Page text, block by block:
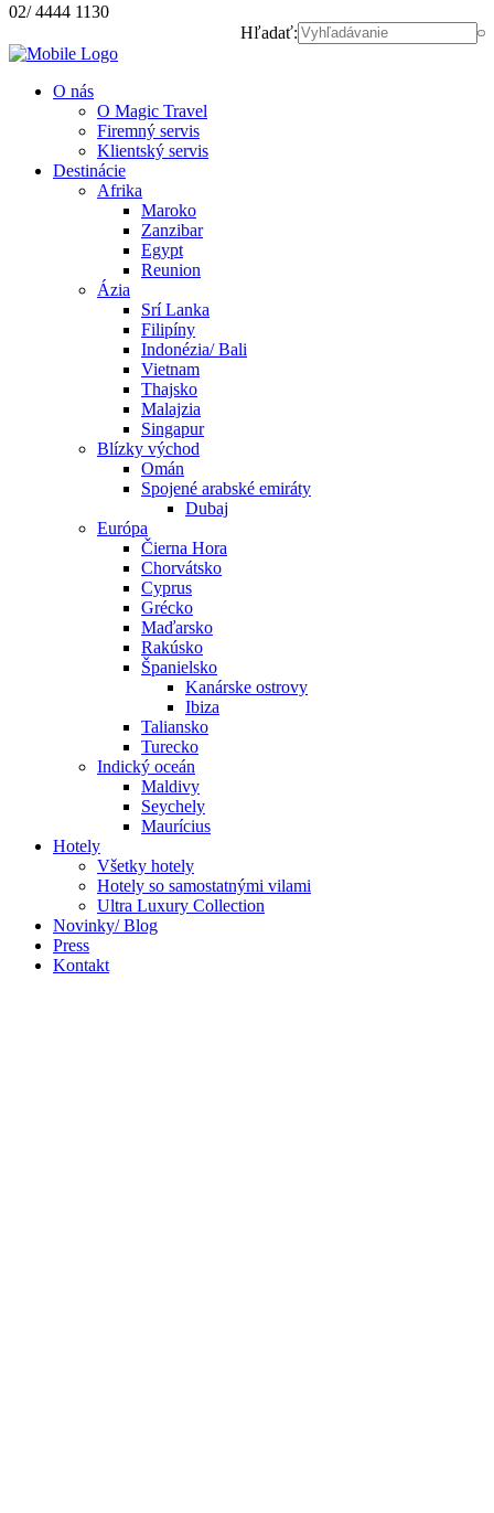
02/ 4444 1130
Hľadať:
O nás
O Magic Travel
Firemný servis
Klientský servis
Destinácie
Afrika
Maroko
Zanzibar
Egypt
Reunion
Ázia
Srí Lanka
Filipíny
Indonézia/ Bali
Vietnam
Thajsko
Malajzia
Singapur
Blízky východ
Omán
Spojené arabské emiráty
Dubaj
Európa
Čierna Hora
Chorvátsko
Cyprus
Grécko
Maďarsko
Rakúsko
Španielsko
Kanárske ostrovy
Ibiza
Taliansko
Turecko
Indický oceán
Maldivy
Seychely
Maurícius
Hotely
Všetky hotely
Hotely so samostatnými vilami
Ultra Luxury Collection
Novinky/ Blog
Press
Kontakt